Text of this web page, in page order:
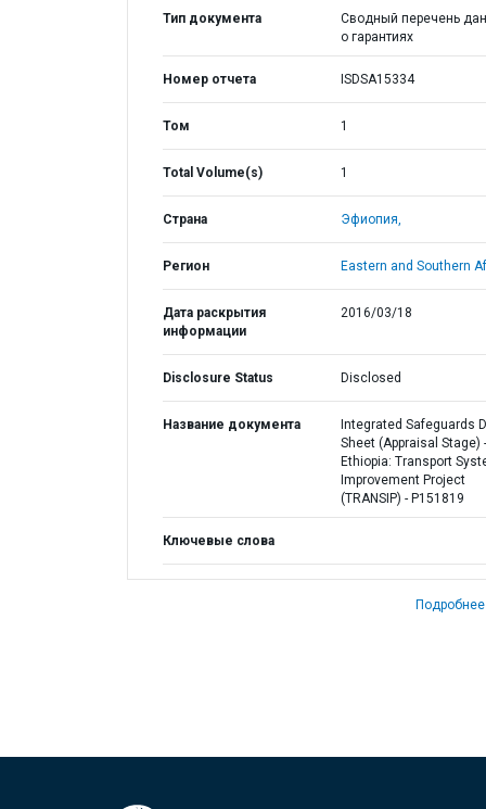
Тип документа
Сводный перечень
о гарантиях
Номер отчета ISDSA15334
Том 1
Total Volume(s) 1
Страна Эфиопия,
Регион Eastern and Southern
Дата раскрытия
информации
2016/03/18
Disclosure Status Disclosed
Название документа
Integrated Safeguards
Sheet (Appraisal Stage) -
Ethiopia: Transport
Improvement Project
(TRANSIP) - P151819
Ключевые слова
Подробнее